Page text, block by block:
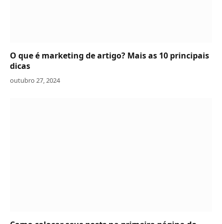
O que é marketing de artigo? Mais as 10 principais
dicas
outubro 27, 2024